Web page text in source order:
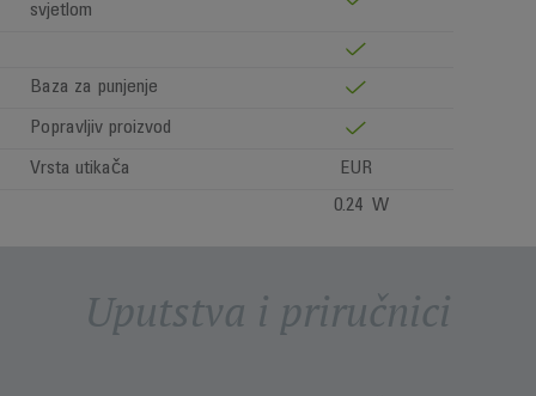
svjetlom
Baza za punjenje
Popravljiv proizvod
Vrsta utikača
EUR
0.24 W
Uputstva i priručnici